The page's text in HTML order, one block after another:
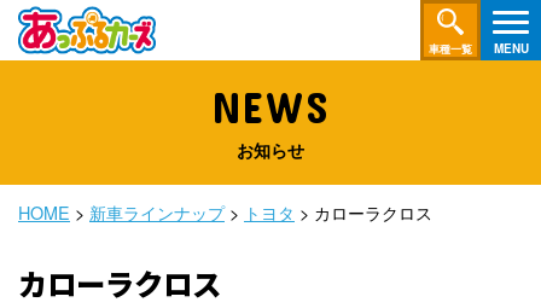
車種一覧
NEWS
お知らせ
HOME > 新車ラインナップ> トヨタ > カローラクロス
カローラクロス